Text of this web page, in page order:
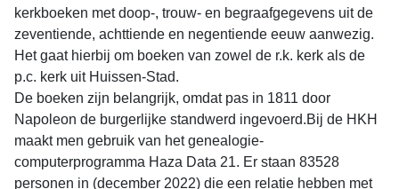
kerkboeken met doop-, trouw- en begraafgegevens uit de
zeventiende, achttiende en negentiende eeuw aanwezig.
Het gaat hierbij om boeken van zowel de r.k. kerk als de
p.c. kerk uit Huissen-Stad.
De boeken zijn belangrijk, omdat pas in 1811 door
Napoleon de burgerlijke standwerd ingevoerd.Bij de HKH
maakt men gebruik van het genealogie-
computerprogramma Haza Data 21. Er staan 83528
personen in (december 2022) die een relatie hebben met